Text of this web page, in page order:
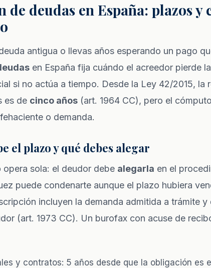
de deudas en España: plazos y
antigua o llevas años esperando un pago
en España fija cuándo el acreedor pierde
si no actúa a tiempo. Desde la Ley 42/2015, la
es de cinco años (art. 1964 CC), pero el
o demanda.
el plazo y qué debes alegar
opera sola: el deudor debe alegarla en el
puede condenarte aunque el plazo hubiera
incluyen la demanda admitida a trámite y
(art. 1973 CC). Un burofax con acuse de
y contratos: 5 años desde que la obligación es